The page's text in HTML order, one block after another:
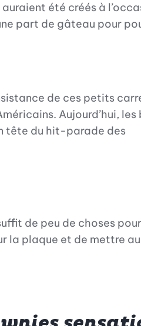
été créés à
part de gâteau pour
de ces petits
Aujourd’hui, les
tête du hit-parade des
de peu de choses
la plaque et de mettre